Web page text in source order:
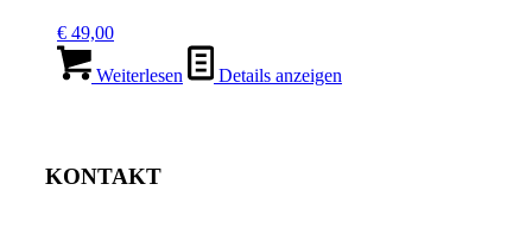
€ 49,00
Weiterlesen Details anzeigen
KONTAKT